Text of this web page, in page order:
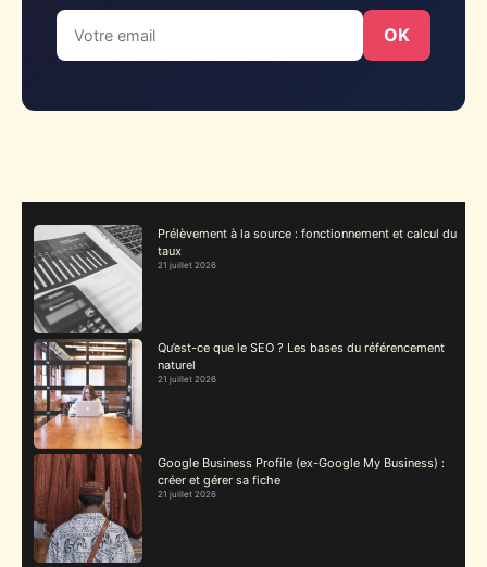
OK
Prélèvement à la source : fonctionnement et calcul du
taux
21 juillet 2026
Qu’est-ce que le SEO ? Les bases du référencement
naturel
21 juillet 2026
Google Business Profile (ex-Google My Business) :
créer et gérer sa fiche
21 juillet 2026